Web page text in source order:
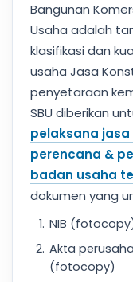
Bangunan
Usaha adalah
klasifikasi dan
usaha Jasa
penyetaraan
SBU diberikan
pelaksana
perencana &
badan usaha
dokumen yang
NIB
Akta
(fotocopy)